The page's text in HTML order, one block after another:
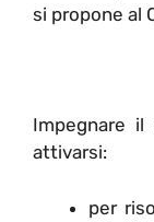
si propone al
Impegnare il
attivarsi:
per